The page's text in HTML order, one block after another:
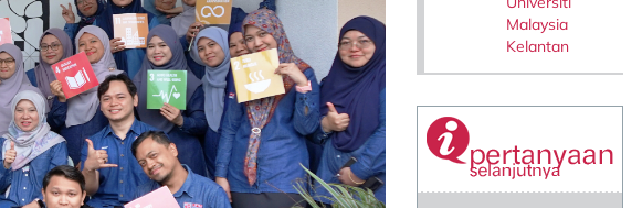
Malaysia
Kelantan